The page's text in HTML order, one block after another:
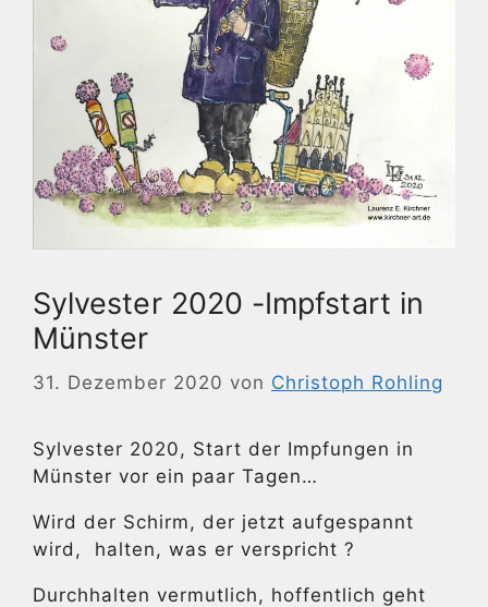
Sylvester 2020 -Impfstart in
Münster
31. Dezember 2020 von Christoph Rohling
Sylvester 2020, Start der Impfungen in
Münster vor ein paar Tagen…
Wird der Schirm, der jetzt aufgespannt
wird, halten, was er verspricht ?
Durchhalten vermutlich, hoffentlich geht